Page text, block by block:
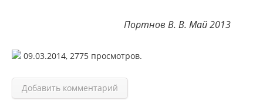
Портнов В. В. Май 2013
09.03.2014, 2775 просмотров.
Добавить комментарий